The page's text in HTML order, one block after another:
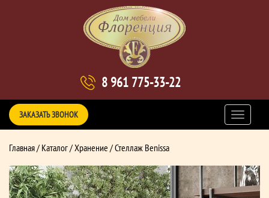
8 961 775-33-22
ЗАКАЗАТЬ ЗВОНОК
Главная/ Каталог/Хранение / Стеллаж Benissa